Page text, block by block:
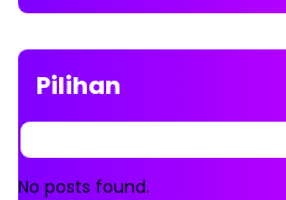
Pilihan
No posts found.